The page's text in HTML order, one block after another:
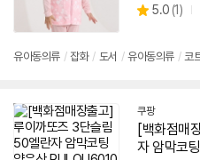
별
5.0 (상
1)
유아동의류 / 잡화 / 도서 / 유아동의류 / 코
쿠팡
[백화점매
자 암막코